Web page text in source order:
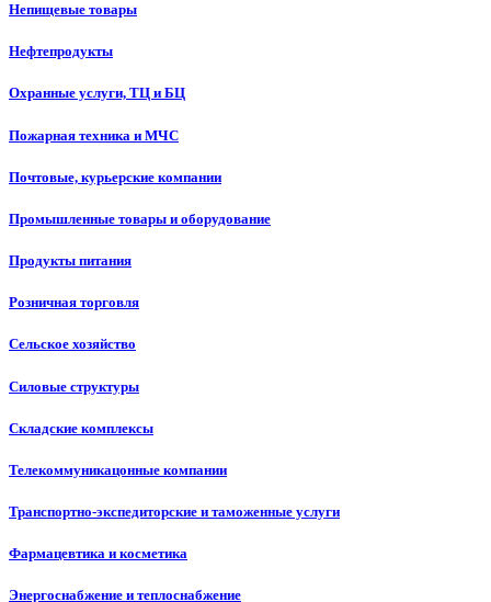
Непищевые товары
Нефтепродукты
Охранные услуги, ТЦ и БЦ
Пожарная техника и МЧС
Почтовые, курьерские компании
Промышленные товары и оборудование
Продукты питания
Розничная торговля
Сельское хозяйство
Силовые структуры
Складские комплексы
Телекоммуникацонные компании
Транспортно-экспедиторские и таможенные услуги
Фармацевтика и косметика
Энергоснабжение и теплоснабжение